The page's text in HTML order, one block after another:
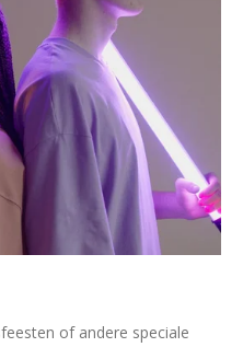
of andere speciale